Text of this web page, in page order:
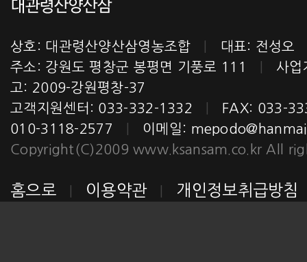
상호: 대관령산양산삼영농조합
대표: 전성
주소: 강원도 평창군 봉평면 기풍로 111
사업
고: 2009-강원평창-37
고객지원센터: 033-332-1332
FAX: 033-
010-3118-2577
이메일:
Copyright(C)2009 www.ksansam.co.kr All
홈으로 이용약관 개인정보취급방침